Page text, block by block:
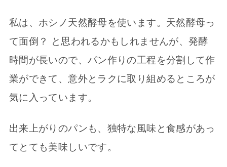
私は、ホシノ天然酵母を使います。天然酵母っ
て面倒？ と思われるかもしれませんが、発酵
時間が長いので、パン作りの工程を分割して作
業ができて、意外とラクに取り組めるところが
気に入っています。
出来上がりのパンも、独特な風味と食感があっ
てとても美味しいです。